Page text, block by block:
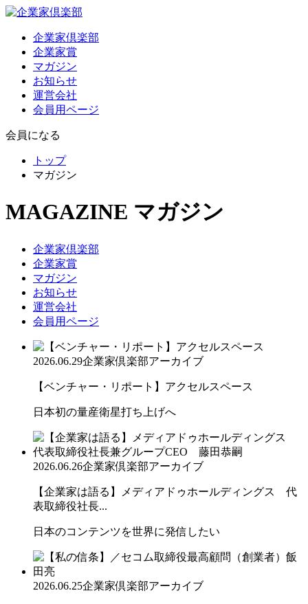
企業家倶楽部
企業家賞
マガジン
お知らせ
運営会社
会員用ページ
会員になる
トップ
マガジン
MAGAZINE マガジン
企業家倶楽部
企業家賞
マガジン
お知らせ
運営会社
会員用ページ
2026.06.29企業家倶楽部アーカイブ
【ベンチャー・リポート】アクセルスペース
日本初の量産衛星打ち上げへ
2026.06.26企業家倶楽部アーカイブ
【企業家は語る】メディアドゥホールディングス 代
表取締役社長...
日本のコンテンツを世界に発信したい
2026.06.25企業家倶楽部アーカイブ